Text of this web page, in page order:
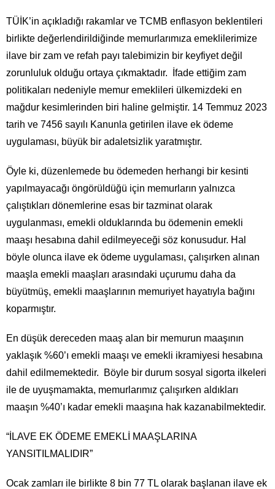
TÜİK’in açıkladığı rakamlar ve TCMB enflasyon beklentileri
birlikte değerlendirildiğinde memurlarımıza emeklilerimize
ilave bir zam ve refah payı talebimizin bir keyfiyet değil
zorunluluk olduğu ortaya çıkmaktadır. İfade ettiğim zam
politikaları nedeniyle memur emeklileri ülkemizdeki en
mağdur kesimlerinden biri haline gelmiştir. 14 Temmuz 2023
tarih ve 7456 sayılı Kanunla getirilen ilave ek ödeme
uygulaması, büyük bir adaletsizlik yaratmıştır.
Öyle ki, düzenlemede bu ödemeden herhangi bir kesinti
yapılmayacağı öngörüldüğü için memurların yalnızca
çalıştıkları dönemlerine esas bir tazminat olarak
uygulanması, emekli olduklarında bu ödemenin emekli
maaşı hesabına dahil edilmeyeceği söz konusudur. Hal
böyle olunca ilave ek ödeme uygulaması, çalışırken alınan
maaşla emekli maaşları arasındaki uçurumu daha da
büyütmüş, emekli maaşlarının memuriyet hayatıyla bağını
koparmıştır.
En düşük dereceden maaş alan bir memurun maaşının
yaklaşık %60’ı emekli maaşı ve emekli ikramiyesi hesabına
dahil edilmemektedir. Böyle bir durum sosyal sigorta ilkeleri
ile de uyuşmamakta, memurlarımız çalışırken aldıkları
maaşın %40’ı kadar emekli maaşına hak kazanabilmektedir.
“İLAVE EK ÖDEME EMEKLİ MAAŞLARINA
YANSITILMALIDIR”
Ocak zamları ile birlikte 8 bin 77 TL olarak başlanan ilave ek